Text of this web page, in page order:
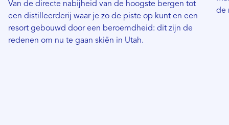
Van de directe nabijheid van de hoogste bergen tot
een distilleerderij waar je zo de piste op kunt en een
resort gebouwd door een beroemdheid: dit zijn de
redenen om nu te gaan skiën in Utah.
de